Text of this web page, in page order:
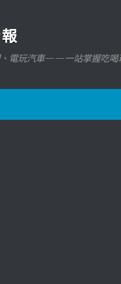
電玩汽車——一站掌握吃喝